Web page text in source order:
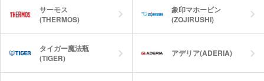
サーモス
(THERMOS)
象印マホービン
(ZOJIRUSHI)
タイガー魔法瓶
(TIGER)
アデリア(ADERIA)